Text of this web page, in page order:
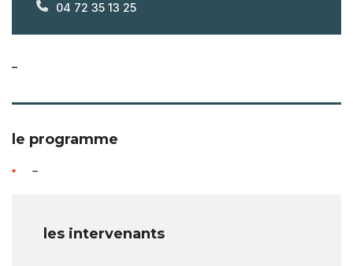
04 72 35 13 25
–
le programme
–
les intervenants